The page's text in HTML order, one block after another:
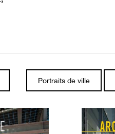
Portraits de ville